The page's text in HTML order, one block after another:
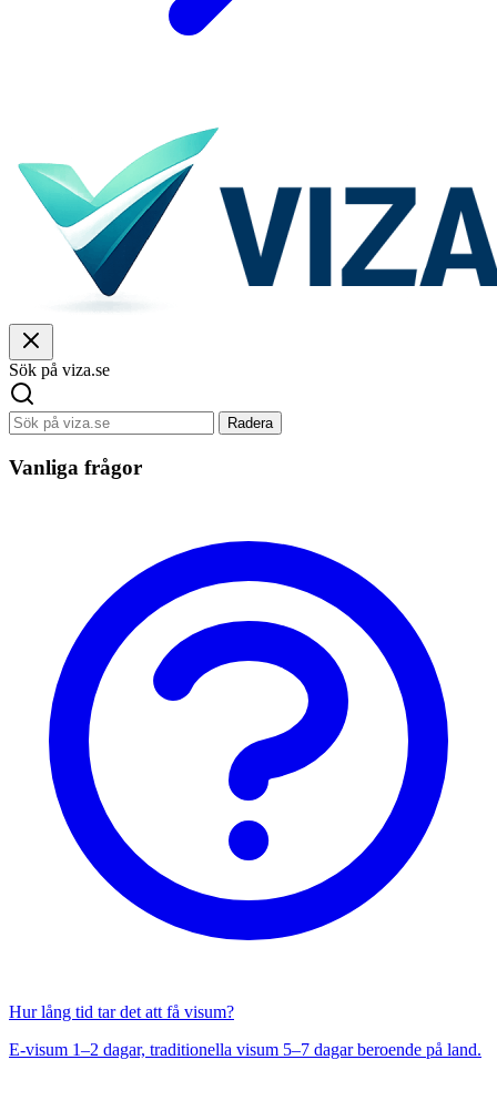
Sök på viza.se
Radera
Vanliga frågor
Hur lång tid tar det att få visum?
E-visum 1–2 dagar, traditionella visum 5–7 dagar beroende på land.